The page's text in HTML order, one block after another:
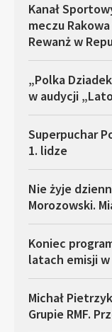
Kanał
meczu
Rewanż w
„Polka
w audycji
Superpuchar
1. lidze
Nie żyje
Morozowski.
Koniec
latach emisji
Michał
Grupie RMF.